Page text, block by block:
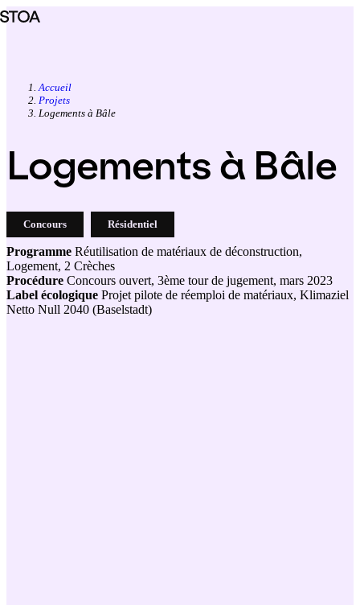
Aller
Fil
d'Ariane
Accueil
Projets
Logements à Bâle
Logements à Bâle
Concours Résidentiel
Programme Réutilisation de matériaux de déconstruction,
Logement, 2 Crèches
Procédure Concours ouvert, 3ème tour de jugement, mars 2023
Label écologique Projet pilote de réemploi de matériaux, Klimaziel
Netto Null 2040 (Baselstadt)